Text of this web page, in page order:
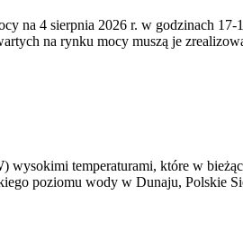
na 4 sierpnia 2026 r. w godzinach
na rynku mocy muszą je
temperaturami, które w
poziomu wody w Dunaju, Polskie